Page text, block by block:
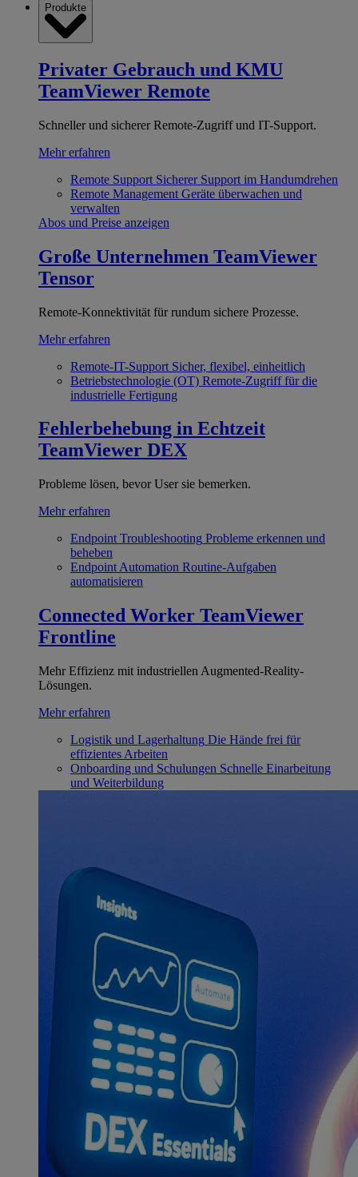
Produkte
Privater Gebrauch und KMU
TeamViewer Remote
Schneller und sicherer Remote-Zugriff und IT-Support.
Mehr erfahren
Remote Support Sicherer Support im Handumdrehen
Remote Management Geräte überwachen und
verwalten
Abos und Preise anzeigen
Große Unternehmen TeamViewer
Tensor
Remote-Konnektivität für rundum sichere Prozesse.
Mehr erfahren
Remote-IT-Support Sicher, flexibel, einheitlich
Betriebstechnologie (OT) Remote-Zugriff für die
industrielle Fertigung
Fehlerbehebung in Echtzeit
TeamViewer DEX
Probleme lösen, bevor User sie bemerken.
Mehr erfahren
Endpoint Troubleshooting Probleme erkennen und
beheben
Endpoint Automation Routine-Aufgaben
automatisieren
Connected Worker TeamViewer
Frontline
Mehr Effizienz mit industriellen Augmented-Reality-
Lösungen.
Mehr erfahren
Logistik und Lagerhaltung Die Hände frei für
effizientes Arbeiten
Onboarding und Schulungen Schnelle Einarbeitung
und Weiterbildung